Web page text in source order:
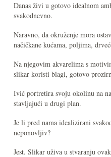
Danas živi u gotovo idealnom
svakodnevno.
Naravno, da okruženje mora
načičkane kućama, poljima,
Na njegovim akvarelima s
slikar koristi blagi, gotovo
Ivić portretira svoju okolinu na
stavljajući u drugi plan.
Je li pred nama idealizirani
neponovljiv?
Jest. Slikar uživa u stvaranju